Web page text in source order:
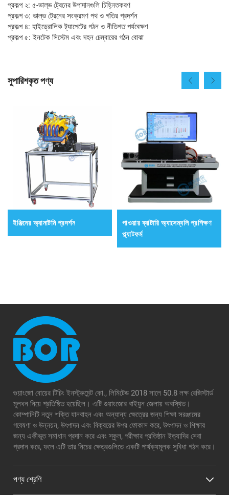
প্রকল্প ২: ৫-ভাল্ভ ট্রেনের উপাদানগুলি চিহ্নিতকরণ
প্রকল্প ৩: ভাল্ভ ট্রেনের সংক্রমণ পথ ও গতির প্রদর্শন
প্রকল্প ৪: হাইড্রোলিক ট্যাপেটের গঠন ও নীতিগত পর্যবেক্ষণ
প্রকল্প ৫: ইনটেক সিস্টেম এবং দহন চেম্বারের গঠন বোঝা
সুপারিশকৃত পণ্য
ইঞ্জিনের অ্যানাটমি প্রদর্শন
পাওয়ার ব্যাটারি অ্যাসেম্বলি প্রশিক্ষণ
প্ল্যাটফর্ম
গুয়াংজো বোয়ের টিচিং ইনস্ট্রুমেন্ট কো., লিমিটেড 2018 সালে 50.8 লক্ষ রেজিস্টার্ড
মূলধন নিয়ে প্রতিষ্ঠিত হয়েছিল। এটি গুয়াংজোর বাইয়ুন জেলায় অবস্থিত।
কোম্পানিটি নতুন শক্তি যানবাহন এবং অন্যান্য ক্ষেত্রের জন্য শিক্ষা সরঞ্জামের
গবেষণা ও উন্নয়ন, উৎপাদন এবং বিক্রয়ের উপর ফোকাস করে, উৎপাদন ও শিক্ষার
জন্য একীভূত সমাধান প্রদান করে এবং স্কুল, পরীক্ষার প্রতিষ্ঠান ইত্যাদির সেবা
প্রদান করে, ফলে এটি তার নিচের ক্ষেত্রগুলিতে একটি পার্থক্যমূলক সুবিধা গঠন করে।
পণ্য শ্রেণি